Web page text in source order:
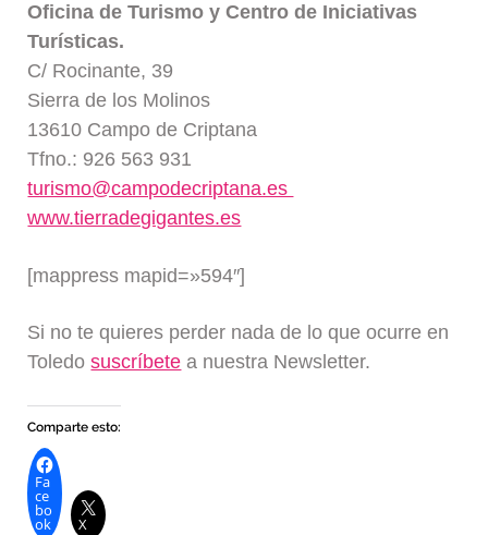
Oficina de Turismo y Centrode Iniciativas
Turísticas.
C/ Rocinante, 39
Sierra de los Molinos
13610 Campo de Criptana
Tfno.: 926 563 931
turismo@campodecriptana.es
www.tierradegigantes.es
[mappress mapid=»594″]
Si no te quieres perder nada de lo que ocurre en
Toledosuscríbete a nuestra Newsletter.
Comparte esto:
Fa
ce
bo
ok X